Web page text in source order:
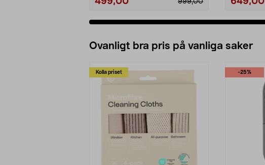
Ovanligt bra pris på vanliga saker
Kolla priset -25%